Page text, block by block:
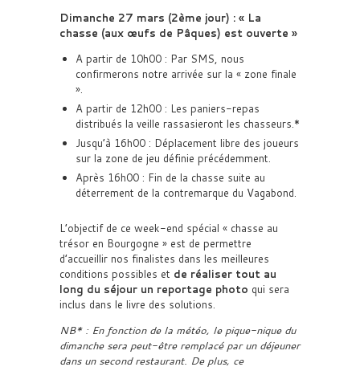
Dimanche 27 mars (2ème jour) : « La
chasse (aux œufs de Pâques) est ouverte »
A partir de 10h00 : Par SMS, nous
confirmerons notre arrivée sur la « zone finale
».
A partir de 12h00 : Les paniers-repas
distribués la veille rassasieront les chasseurs.*
Jusqu’à 16h00 : Déplacement libre des joueurs
sur la zone de jeu définie précédemment.
Après 16h00 : Fin de la chasse suite au
déterrement de la contremarque du Vagabond.
L’objectif de ce week-end spécial « chasse au
trésor en Bourgogne » est de permettre
d’accueillir nos finalistes dans les meilleures
conditions possibles et de réaliser tout au
long du séjour un reportage photo qui sera
inclus dans le livre des solutions.
NB* : En fonction de la météo, le pique-nique du
dimanche sera peut-être remplacé par un déjeuner
dans un second restaurant. De plus, ce